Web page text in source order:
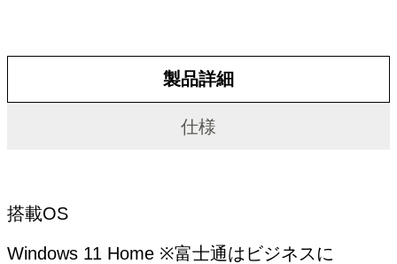
製品詳細
仕様
搭載OS
Windows 11 Home ※富士通はビジネスに